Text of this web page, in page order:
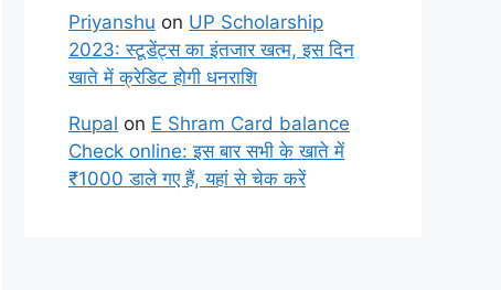
Priyanshu on UP Scholarship
2023: स्टूडेंट्स का इंतजार खत्म, इस दिन
खाते में क्रेडिट होगी धनराशि
Rupal on E Shram Card balance
Check online: इस बार सभी के खाते में
₹1000 डाले गए हैं, यहां से चेक करें